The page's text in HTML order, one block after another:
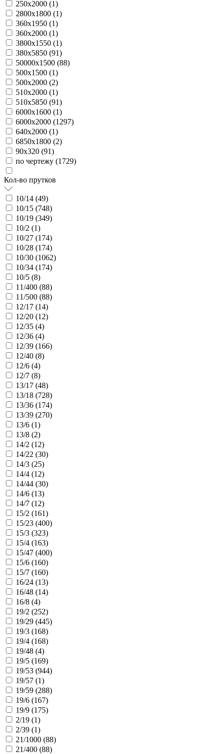
250х2000 (1)
2800х1800 (1)
360х1950 (1)
360х2000 (1)
3800х1550 (1)
380х5850 (91)
50000х1500 (88)
500х1500 (1)
500х2000 (2)
510х2000 (1)
510х5850 (91)
6000х1600 (1)
6000х2000 (1297)
640х2000 (1)
6850х1800 (2)
90х320 (91)
по чертежу (1729)
Кол-во прутков
10/14 (49)
10/15 (748)
10/19 (349)
10/2 (1)
10/27 (174)
10/28 (174)
10/30 (1062)
10/34 (174)
10/5 (8)
11/400 (88)
11/500 (88)
12/17 (14)
12/20 (12)
12/35 (4)
12/36 (4)
12/39 (166)
12/40 (8)
12/6 (4)
12/7 (8)
13/17 (48)
13/18 (728)
13/36 (174)
13/39 (270)
13/6 (1)
13/8 (2)
14/2 (12)
14/22 (30)
14/3 (25)
14/4 (12)
14/44 (30)
14/6 (13)
14/7 (12)
15/2 (161)
15/23 (400)
15/3 (323)
15/4 (163)
15/47 (400)
15/6 (160)
15/7 (160)
16/24 (13)
16/48 (14)
16/8 (4)
19/2 (252)
19/29 (445)
19/3 (168)
19/4 (168)
19/48 (4)
19/5 (169)
19/53 (944)
19/57 (1)
19/59 (288)
19/6 (167)
19/9 (175)
2/19 (1)
2/39 (1)
21/1000 (88)
21/400 (88)